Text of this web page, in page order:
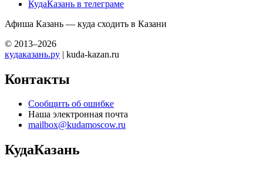
КудаКазань в телеграме
Афиша Казань — куда сходить в Казани
© 2013–2026
кудаказань.ру | kuda-kazan.ru
Контакты
Сообщить об ошибке
Наша электронная почта
mailbox@kudamoscow.ru
КудаКазань